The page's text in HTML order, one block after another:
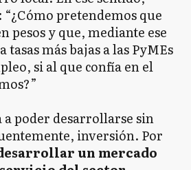
pretendemos que
pesos y que, mediante ese
más bajas a las PyMEs
si al que confía en el
a poder desarrollarse sin
inversión. Por
un mercado